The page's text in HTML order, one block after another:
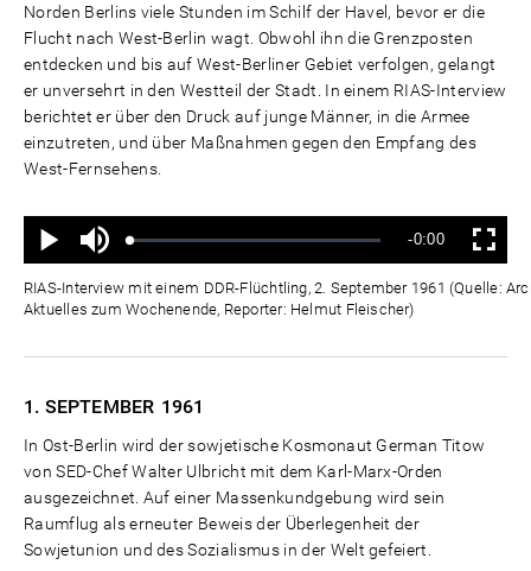
Norden Berlins viele Stunden im Schilf der Havel, bevor er die
Flucht nach West-Berlin wagt. Obwohl ihn die Grenzposten
entdecken und bis auf West-Berliner Gebiet verfolgen, gelangt
er unversehrt in den Westteil der Stadt. In einem RIAS-Interview
berichtet er über den Druck auf junge Männer, in die Armee
einzutreten, und über Maßnahmen gegen den Empfang des
West-Fernsehens.
Wiedergabe
Ton
aus
Geladen:
Status:
Verbleibende
Zeit
-0:00 Vollbild
RIAS-Interview mit einem DDR-Flüchtling, 2. September 1961 (Quelle:
Aktuelles zum Wochenende, Reporter: Helmut Fleischer)
1. SEPTEMBER 1961
In Ost-Berlin wird der sowjetische Kosmonaut German Titow
von SED-Chef Walter Ulbricht mit dem Karl-Marx-Orden
ausgezeichnet. Auf einer Massenkundgebung wird sein
Raumflug als erneuter Beweis der Überlegenheit der
Sowjetunion und des Sozialismus in der Welt gefeiert.